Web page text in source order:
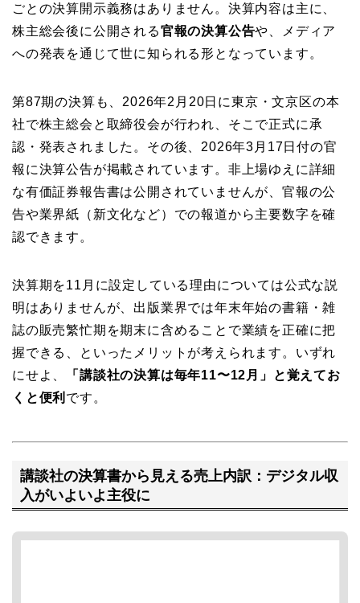
ごとの決算開示義務はありません。決算内容は主に、
株主総会後に公開される官報の決算公告や、メディア
への発表を通じて世に知られる形となっています。
第87期の決算も、2026年2月20日に東京・文京区の本
社で株主総会と取締役会が行われ、そこで正式に承
認・発表されました。その後、2026年3月17日付の官
報に決算公告が掲載されています。非上場ゆえに詳細
な有価証券報告書は公開されていませんが、官報の公
告や業界紙（新文化など）での報道から主要数字を確
認できます。
決算期を11月に設定している理由については公式な説
明はありませんが、出版業界では年末年始の書籍・雑
誌の販売繁忙期を期末に含めることで業績を正確に把
握できる、といったメリットが考えられます。いずれ
にせよ、
「講談社の決算は毎年11〜12月」と覚えてお
くと便利 です。
講談社の決算書から見える売上内訳：デジタル収
入がいよいよ主役に